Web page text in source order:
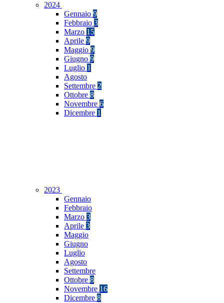
2024
Gennaio 9
Febbraio 3
Marzo 15
Aprile 9
Maggio 9
Giugno 9
Luglio 1
Agosto
Settembre 2
Ottobre 8
Novembre 6
Dicembre 1
2023
Gennaio
Febbraio
Marzo 3
Aprile 3
Maggio
Giugno
Luglio
Agosto
Settembre
Ottobre 8
Novembre 16
Dicembre 8